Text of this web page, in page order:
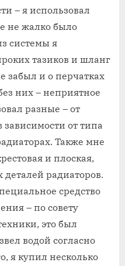
– я использовал
не жалко было
системы я
тазиков и шланг
забыл и о перчатках
них – неприятное
разные – от
от типа
Также мне
и плоская,
радиаторов.
средство
– по совету
это был
водой согласно
я купил несколько